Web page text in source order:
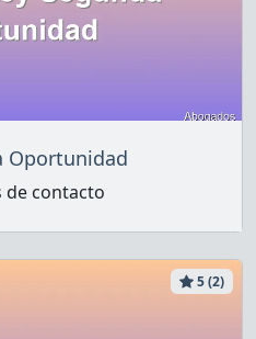
Oportunidad
de contacto
5 (2)